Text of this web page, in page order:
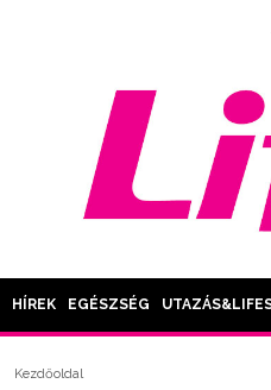
HÍREK EGÉSZSÉG
Kezdőoldal